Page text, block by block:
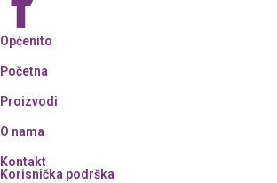
Općenito
Početna
Proizvodi
O nama
Kontakt
Korisnička podrška